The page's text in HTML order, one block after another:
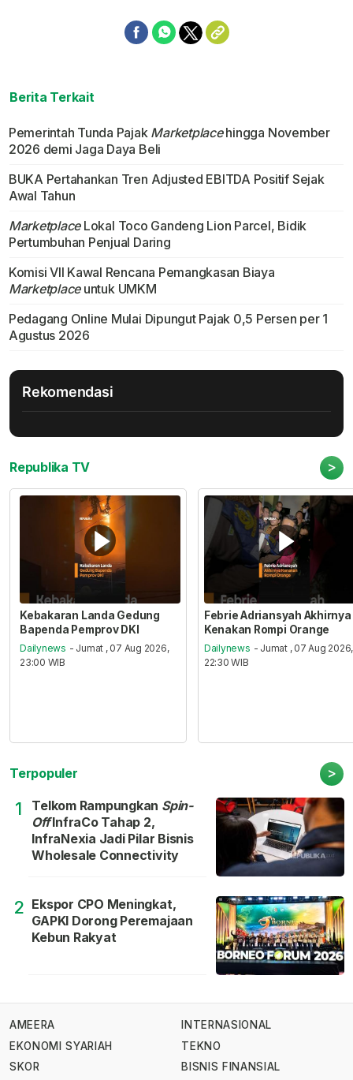
Berita Terkait
Pemerintah Tunda Pajak Marketplacehingga November
2026 demi Jaga Daya Beli
BUKA Pertahankan Tren Adjusted EBITDA Positif Sejak
Awal Tahun
MarketplaceLokal Toco Gandeng Lion Parcel, Bidik
Pertumbuhan Penjual Daring
Komisi VII Kawal Rencana Pemangkasan Biaya
Marketplaceuntuk UMKM
Pedagang Online Mulai Dipungut Pajak 0,5 Persen per 1
Agustus 2026
Rekomendasi
Republika TV >
Kebakaran Landa Gedung
Bapenda Pemprov DKI
Dailynews - Jumat , 07 Aug 2026,
23:00 WIB
Febrie Adriansyah Akhirnya
Kenakan Rompi Orange
Dailynews - Jumat , 07 Aug 2026,
22:30 WIB
Terpopuler >
1 Telkom Rampungkan Spin-
OffInfraCo Tahap 2,
InfraNexia Jadi Pilar Bisnis
Wholesale Connectivity
2 Ekspor CPO Meningkat,
GAPKI Dorong Peremajaan
Kebun Rakyat
AMEERA
EKONOMI SYARIAH
SKOR
INTERNASIONAL
TEKNO
BISNIS FINANSIAL